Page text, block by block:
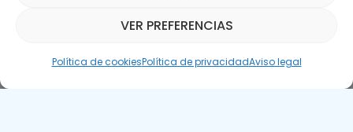
VER PREFERENCIAS
Política de cookiesPolítica de privacidadAviso legal